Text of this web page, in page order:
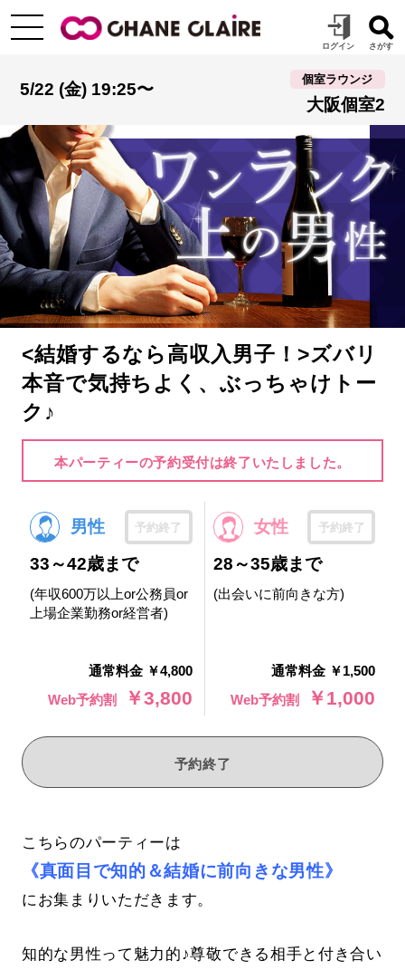
5/22 (金) 19:25〜
個室ラウンジ
大阪個室2
<結婚するなら高収入男子！>ズバリ
本音で気持ちよく、ぶっちゃけトー
ク♪
本パーティーの予約受付は終了いたしました。
男性 予約終了
33～42歳まで
(年収600万以上or公務員or
上場企業勤務or経営者)
通常料金 ￥4,800
Web予約割
￥3,800
女性 予約終了
28～35歳まで
(出会いに前向きな方)
通常料金 ￥1,500
Web予約割
￥1,000
予約終了
こちらのパーティーは
《真面目で知的＆結婚に前向きな男性》
にお集まりいただきます。
知的な男性って魅力的♪尊敬できる相手と付き合い